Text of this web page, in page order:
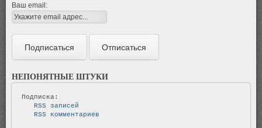
Ваш email:
НЕПОНЯТНЫЕ ШТУКИ
   RSS записей
   RSS комментариев